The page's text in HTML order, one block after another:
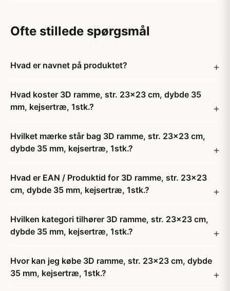
Ofte stillede spørgsmål
Hvad er navnet på produktet?
Hvad koster 3D ramme, str. 23x23 cm, dybde 35
mm, kejsertræ, 1stk.?
Hvilket mærke står bag 3D ramme, str. 23x23 cm,
dybde 35 mm, kejsertræ, 1stk.?
Hvad er EAN / Produktid for 3D ramme, str. 23x23
cm, dybde 35 mm, kejsertræ, 1stk.?
Hvilken kategori tilhører 3D ramme, str. 23x23 cm,
dybde 35 mm, kejsertræ, 1stk.?
Hvor kan jeg købe 3D ramme, str. 23x23 cm, dybde
35 mm, kejsertræ, 1stk.?